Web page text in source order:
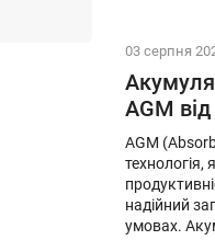
03 серпня
AGM
AGM
технологія,
надійний
умовах.